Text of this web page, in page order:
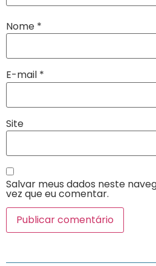
Nome *
E-mail *
Site
Salvar meus dados neste
vez que eu comentar.